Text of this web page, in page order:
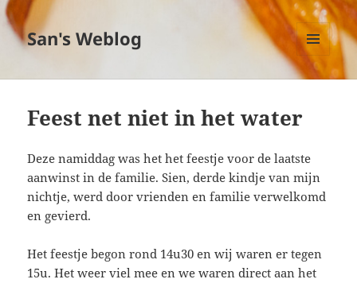
San's Weblog
MENU
EN
Feest net niet in het water
Deze namiddag was het het feestje voor de laatste
aanwinst in de familie. Sien, derde kindje van mijn
nichtje, werd door vrienden en familie verwelkomd
en gevierd.
Het feestje begon rond 14u30 en wij waren er tegen
15u. Het weer viel mee en we waren direct aan het